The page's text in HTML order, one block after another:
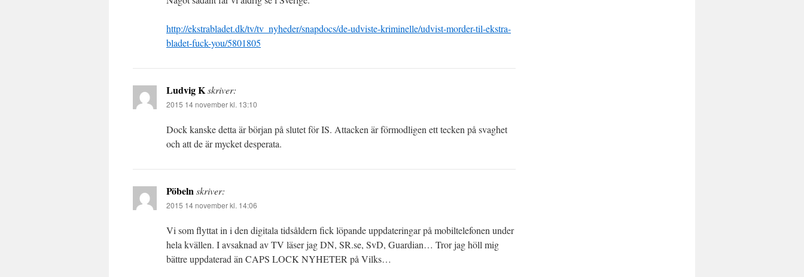
http://ekstrabladet.dk/tv/tv_nyheder/snapdocs/de-udviste-kriminelle/udvist-morder-til-ekstra-
bladet-fuck-you/5801805
Ludvig Kskriver:
2015 14 november kl. 13:10
Dock kanske detta är början på slutet för IS. Attacken är förmodligen ett tecken på svaghet
och att de är mycket desperata.
Pöbelnskriver:
2015 14 november kl. 14:06
Vi som flyttat in i den digitala tidsåldern fick löpande uppdateringar på mobiltelefonen under
hela kvällen. I avsaknad av TV läser jag DN, SR.se, SvD, Guardian… Tror jag höll mig
bättre uppdaterad än CAPS LOCK NYHETER på Vilks…